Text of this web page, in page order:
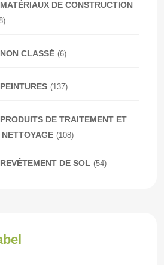
MATÉRIAUX DE CONSTRUCTION
NON CLASSÉ (6)
PEINTURES (137)
PRODUITS DE TRAITEMENT ET
NETTOYAGE (108)
REVÊTEMENT DE SOL (54)